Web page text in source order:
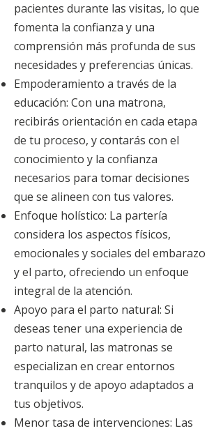
pacientes durante las visitas, lo que
fomenta la confianza y una
comprensión más profunda de sus
necesidades y preferencias únicas.
Empoderamiento a través de la
educación: Con una matrona,
recibirás orientación en cada etapa
de tu proceso, y contarás con el
conocimiento y la confianza
necesarios para tomar decisiones
que se alineen con tus valores.
Enfoque holístico: La partería
considera los aspectos físicos,
emocionales y sociales del embarazo
y el parto, ofreciendo un enfoque
integral de la atención.
Apoyo para el parto natural: Si
deseas tener una experiencia de
parto natural, las matronas se
especializan en crear entornos
tranquilos y de apoyo adaptados a
tus objetivos.
Menor tasa de intervenciones: Las